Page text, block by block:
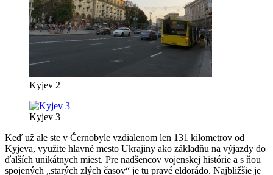
Kyjev 2
Kyjev 3
Keď už ale ste v Černobyle vzdialenom len 131 kilometrov od
Kyjeva, využite hlavné mesto Ukrajiny ako základňu na výjazdy do
ďalších unikátnych miest. Pre nadšencov vojenskej histórie a s ňou
spojených „starých zlých časov“ je tu pravé eldorádo. Najbližšie je